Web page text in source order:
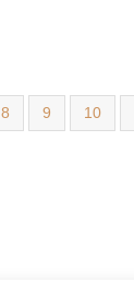
8 9 10